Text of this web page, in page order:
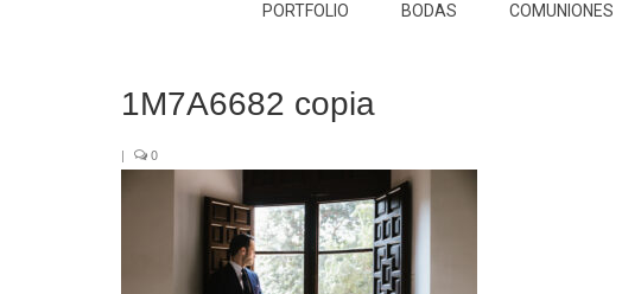
PORTFOLIO BODAS COMUNIONES
1M7A6682 copia
| 0